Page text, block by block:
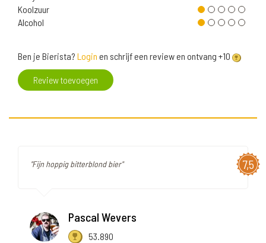
Koolzuur
Alcohol
Ben je Bierista? Login en schrijf een review en ontvang +10
Review toevoegen
7,5
"Fijn hoppig bitterblond bier"
Pascal Wevers
53.890